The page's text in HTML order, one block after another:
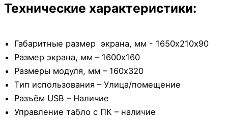
Технические характеристики:
Габаритные размер экрана, мм - 1650х210х90
Размер экрана, мм – 1600х160
Размеры модуля, мм – 160х320
Тип использования – Улица/помещение
Разъём USB – Наличие
Управление табло с ПК – наличие